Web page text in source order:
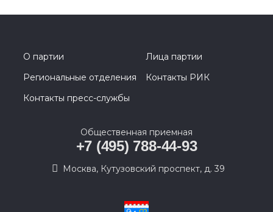
О партии
Лица партии
Региональные отделения
Контакты РИК
Контакты пресс-службы
Общественная приемная
+7 (495) 788-44-93
Москва, Кутузовский проспект, д. 39